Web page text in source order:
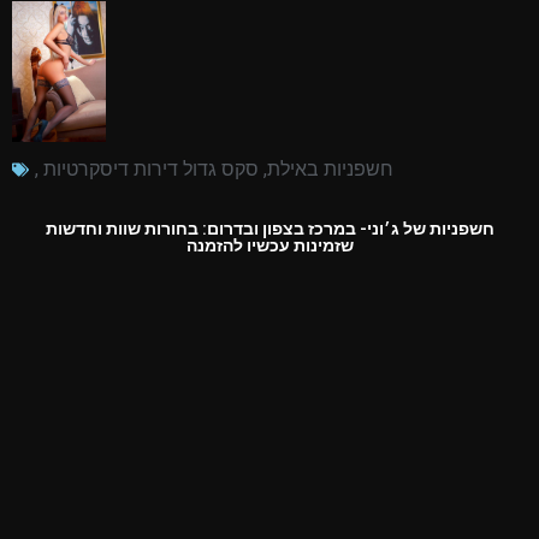
, חשפניות באילת, סקס גדול דירות דיסקרטיות
חשפניות של ג׳וני- במרכז בצפון ובדרום: בחורות שוות וחדשות
שזמינות עכשיו להזמנה